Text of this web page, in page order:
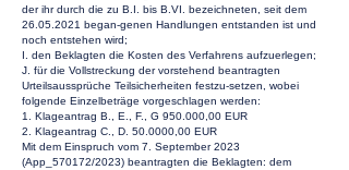
der ihr durch die zu B.I. bis B.VI. bezeichneten, seit dem
26.05.2021 began-genen Handlungen entstanden ist und
noch entstehen wird;
I. den Beklagten die Kosten des Verfahrens aufzuerlegen;
J. für die Vollstreckung der vorstehend beantragten
Urteilsaussprüche Teilsicherheiten festzu-setzen, wobei
folgende Einzelbeträge vorgeschlagen werden:
1. Klageantrag B., E., F., G 950.000,00 EUR
2. Klageantrag C., D. 50.0000,00 EUR
Mit dem Einspruch vom 7. September 2023
(App_570172/2023) beantragten die Beklagten: dem